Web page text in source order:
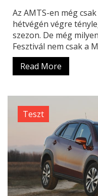
Az AMTS-en még
hétvégén végre
szezon. De még
Fesztivál nem csak a
Read More
Teszt